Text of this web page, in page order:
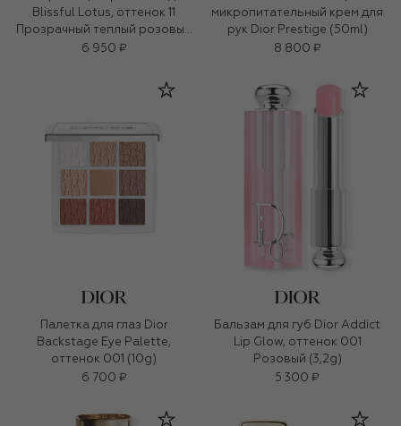
Blissful Lotus, оттенок 11
Прозрачный теплый розовый
(3g)
6 950 ₽
микропитательный крем для
рук Dior Prestige (50ml)
8 800 ₽
Палетка для глаз Dior
Backstage Eye Palette,
оттенок 001 (10g)
6 700 ₽
Бальзам для губ Dior Addict
Lip Glow, оттенок 001
Розовый (3,2g)
5 300 ₽